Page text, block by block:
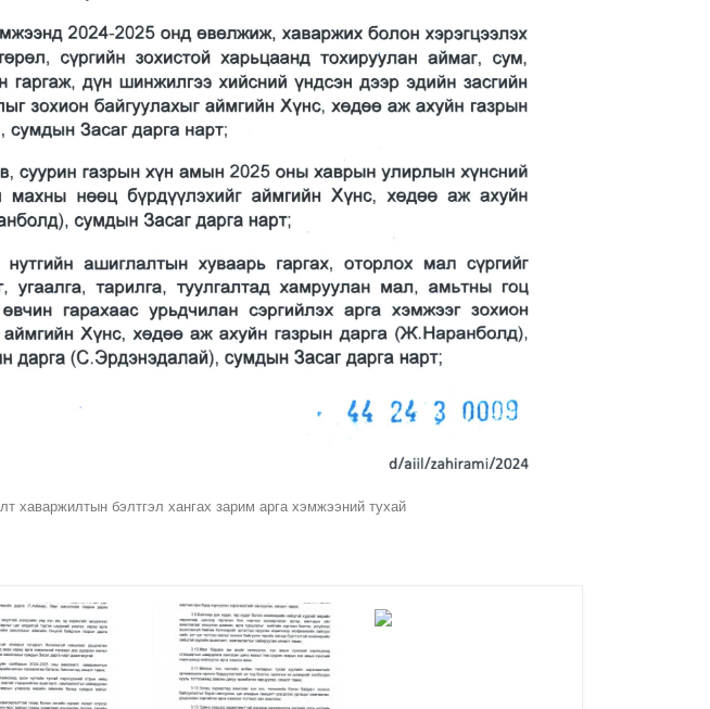
хаваржилтын бэлтгэл хангах зарим арга хэмжээний тухай